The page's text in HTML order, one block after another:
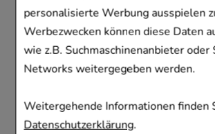
personalisierte Werbung ausspielen
Werbezwecken können diese Daten
wie z.B. Suchmaschinenanbieter oder
Networks weitergegeben werden.
Weitergehende Informationen finden
Datenschutzerklärung.
reichhaltig
L'Oreal Deutschland
50mlCreme
02205479
AVP:26,50 €²